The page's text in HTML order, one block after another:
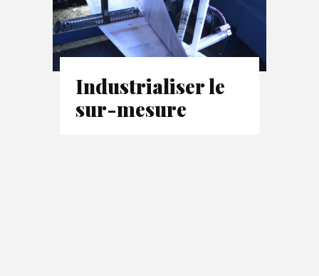
Industrialiser le
sur-mesure